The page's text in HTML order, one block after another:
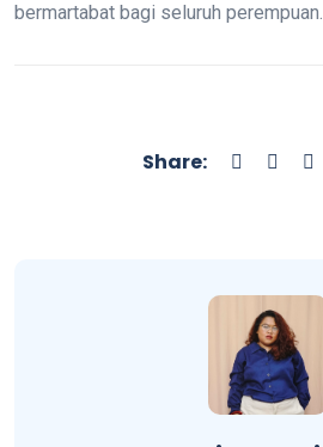
bermartabat bagi seluruh perempuan.
Share: